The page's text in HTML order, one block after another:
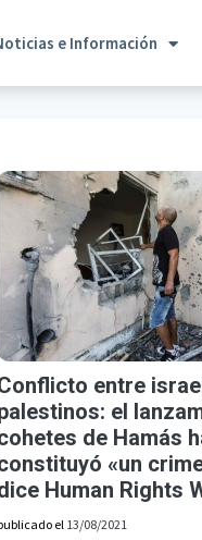
e Información
entre
el
de Hamás
«un
Human Rights
el 13/08/2021